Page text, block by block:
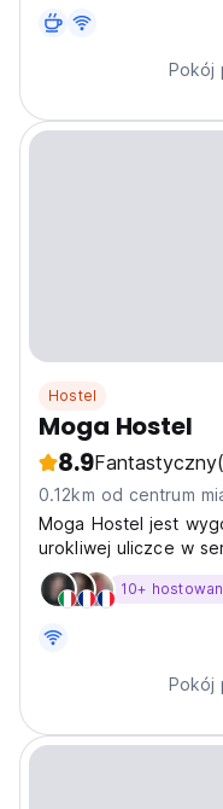
właściwym miejscu!
pokazać Ci, jak
Pokój
Hostel
Moga Hostel
8.9Fantastyczny
0.12km od centrum
Moga Hostel jest
urokliwej uliczce w
10+
Pokój